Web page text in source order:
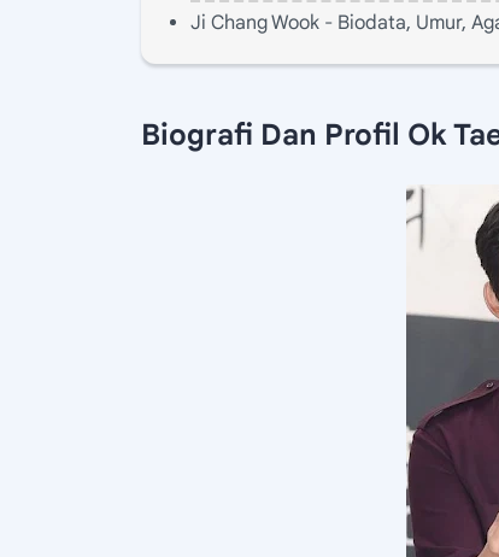
Ji Chang Wook - Biodata, Umur,
Biografi Dan Profil Ok